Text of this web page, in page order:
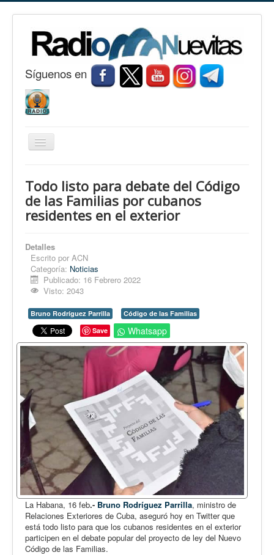
Síguenos en
Cambiar
Nuevitas
Noticias
Fotorreportaje
Opinión
En audio
Medio Ambiente
Ciencia, tecnología y curiosidades
Francés
Inglés
Desempolvando la historia
Todo listo para debate del Código
de las Familias por cubanos
residentes en el exterior
Detalles
Escrito por ACN
Categoría: Noticias
Publicado: 16 Febrero 2022
Visto: 2043
Bruno Rodríguez Parrilla
Código de las Familias
Save
Whatsapp
La Habana, 16 feb.- Bruno Rodríguez Parrilla, ministro de
Relaciones Exteriores de Cuba, aseguró hoy en Twitter que
está todo listo para que los cubanos residentes en el exterior
participen en el debate popular del proyecto de ley del Nuevo
Código de las Familias.